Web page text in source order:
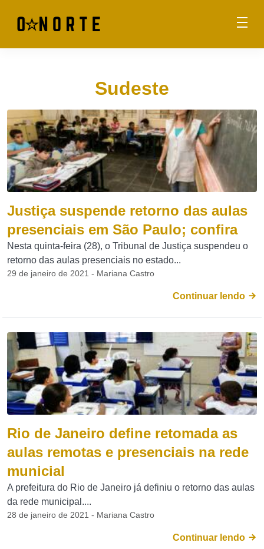
Sudeste
Justiça suspende retorno das aulas
presenciais em São Paulo; confira
Nesta quinta-feira (28), o Tribunal de Justiça suspendeu o
retorno das aulas presenciais no estado...
29 de janeiro de 2021 - Mariana Castro
Continuar lendo
Rio de Janeiro define retomada as
aulas remotas e presenciais na rede
municial
A prefeitura do Rio de Janeiro já definiu o retorno das aulas
da rede municipal....
28 de janeiro de 2021 - Mariana Castro
Continuar lendo